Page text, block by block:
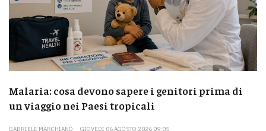
Malaria: cosa devono sapere i genitori prima di
un viaggio nei Paesi tropicali
GABRIELE MARCHIANÒ GIOVEDÌ 06 AGOSTO 2026 09:05